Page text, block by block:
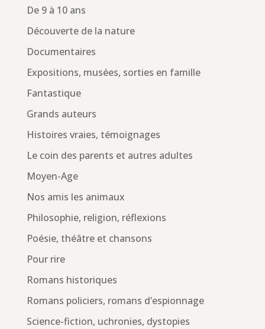
De 9 à 10 ans
Découverte de la nature
Documentaires
Expositions, musées, sorties en famille
Fantastique
Grands auteurs
Histoires vraies, témoignages
Le coin des parents et autres adultes
Moyen-Age
Nos amis les animaux
Philosophie, religion, réflexions
Poésie, théâtre et chansons
Pour rire
Romans historiques
Romans policiers, romans d’espionnage
Science-fiction, uchronies, dystopies